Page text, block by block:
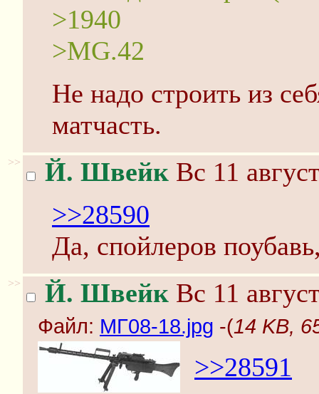
>1940
>MG.42
Не надо строить из
матчасть.
>> Й. Швейк Вс 11
>>28590
Да, спойлеров
>> Й. Швейк Вс 11
Файл: МГ08-18.jpg -(14 KB,
>>28591